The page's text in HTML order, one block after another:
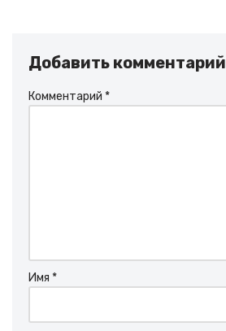
Добавить комментарий
Комментарий *
Имя *